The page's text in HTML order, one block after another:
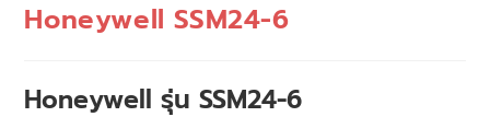
Honeywell SSM24-6
Honeywell รุ่น SSM24-6